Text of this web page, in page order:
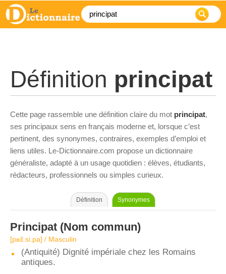
Définition principat
Cette page rassemble une définition claire du mot principat,
ses principaux sens en français moderne et, lorsque c’est
pertinent, des synonymes, contraires, exemples d’emploi et
liens utiles. Le-Dictionnaire.com propose un dictionnaire
généraliste, adapté à un usage quotidien : élèves, étudiants,
rédacteurs, professionnels ou simples curieux.
Définition Synonymes
Principat (Nom commun)
[pʁɛ̃.si.pa] / Masculin
(Antiquité) Dignité impériale chez les Romains
antiques.